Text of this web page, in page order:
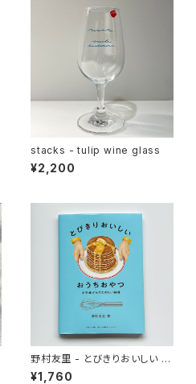
stacks - tulip wine glass
¥2,200
野村友里 - とびきりおいしい お
うちおやつ
¥1,760